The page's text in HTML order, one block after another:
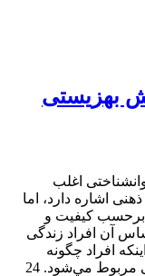
بهزیستی
اغلب
اشاره دارد، اما
برحسب کیفیت و
آن افراد زندگی
افراد چگونه
زندگی خود را ارزیابی مي‌کنند، به بهزیستی مربوط مي‌شود. 24